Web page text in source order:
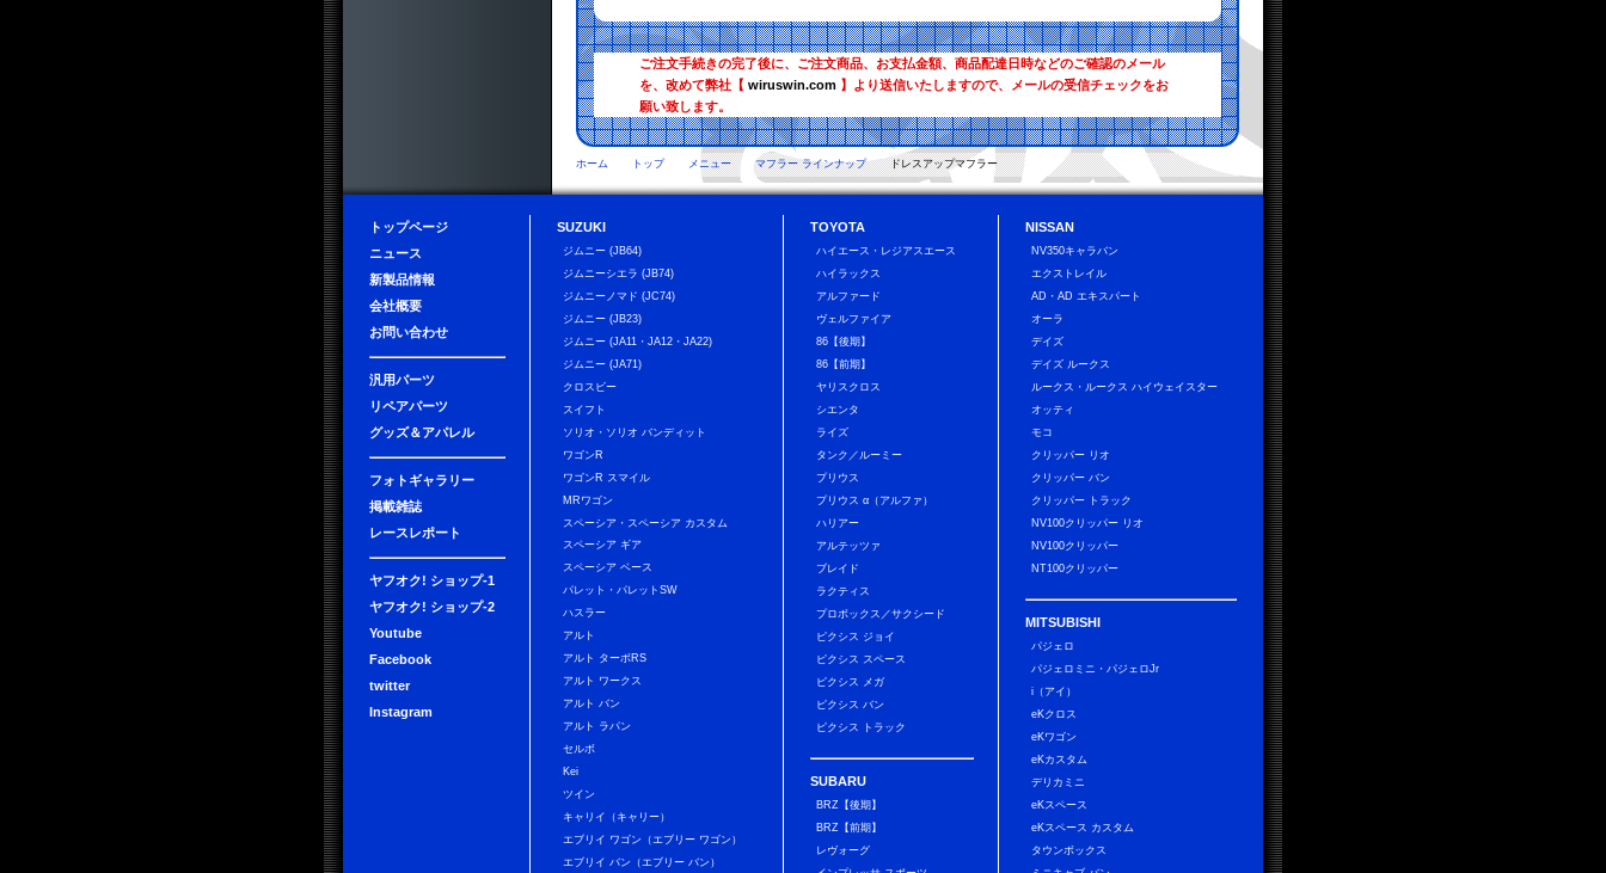
ご注文手続きの完了後に、ご注文商品、お支払金額、商品配達日時などのご確認のメール
を、改めて弊社【 wiruswin.com】より送信いたしますので、メールの受信チェックをお
願い致します。
ホーム トップ メニュー マフラー ラインナップ ドレスアップマフラー
トップページ
ニュース
新製品情報
会社概要
お問い合わせ
汎用パーツ
リペアパーツ
グッズ＆アパレル
フォトギャラリー
掲載雑誌
レースレポート
ヤフオク! ショップ-1
ヤフオク! ショップ-2
Youtube
Facebook
twitter
Instagram
SUZUKI
ジムニー (JB64)
ジムニーシエラ (JB74)
ジムニーノマド (JC74)
ジムニー (JB23)
ジムニー (JA11・JA12・JA22)
ジムニー (JA71)
クロスビー
スイフト
ソリオ・ソリオ バンディット
ワゴンR
ワゴンR スマイル
MRワゴン
スペーシア・スペーシア カスタム
スペーシア ギア
スペーシア ベース
パレット・パレットSW
ハスラー
アルト
アルト ターボRS
アルト ワークス
アルト バン
アルト ラパン
セルボ
Kei
ツイン
キャリイ（キャリー）
エブリイ ワゴン（エブリー ワゴン）
エブリイ バン（エブリー バン）
TOYOTA
ハイエース・レジアスエース
ハイラックス
アルファード
ヴェルファイア
86【後期】
86【前期】
ヤリスクロス
シエンタ
ライズ
タンク／ルーミー
プリウス
プリウス α（アルファ）
ハリアー
アルテッツァ
ブレイド
ラクティス
プロボックス／サクシード
ピクシス ジョイ
ピクシス スペース
ピクシス メガ
ピクシス バン
ピクシス トラック
SUBARU
BRZ【後期】
BRZ【前期】
レヴォーグ
NISSAN
NV350キャラバン
エクストレイル
AD・AD エキスパート
オーラ
デイズ
デイズ ルークス
ルークス・ルークス ハイウェイスター
オッティ
モコ
クリッパー リオ
クリッパー バン
クリッパー トラック
NV100クリッパー リオ
NV100クリッパー
NT100クリッパー
MITSUBISHI
パジェロ
パジェロミニ・パジェロJr
i（アイ）
eKクロス
eKワゴン
eKカスタム
デリカミニ
eKスペース
eKスペース カスタム
タウンボックス